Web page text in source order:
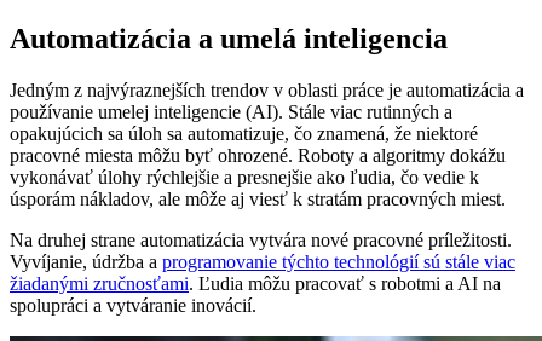
Automatizácia a umelá inteligencia
Jedným z najvýraznejších trendov v oblasti práce je automatizácia a
používanie umelej inteligencie (AI). Stále viac rutinných a
opakujúcich sa úloh sa automatizuje, čo znamená, že niektoré
pracovné miesta môžu byť ohrozené. Roboty a algoritmy dokážu
vykonávať úlohy rýchlejšie a presnejšie ako ľudia, čo vedie k
úsporám nákladov, ale môže aj viesť k stratám pracovných miest.
Na druhej strane automatizácia vytvára nové pracovné príležitosti.
Vyvíjanie, údržba a programovanie týchto technológií sú stále viac
žiadanými zručnosťami. Ľudia môžu pracovať s robotmi a AI na
spolupráci a vytváranie inovácií.